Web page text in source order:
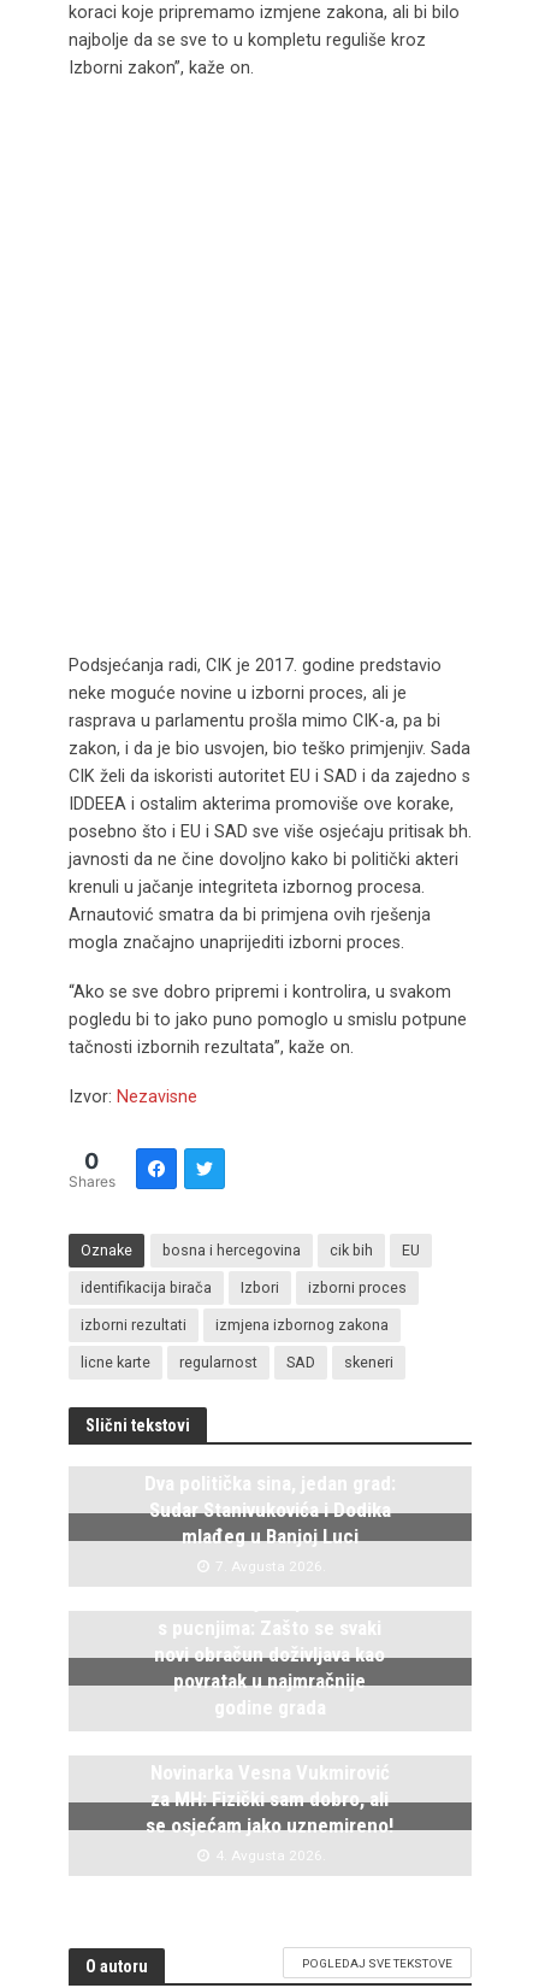
koraci koje pripremamo izmjene zakona, ali bi bilo
najbolje da se sve to u kompletu reguliše kroz
Izborni zakon”, kaže on.
Podsjećanja radi, CIK je 2017. godine predstavio
neke moguće novine u izborni proces, ali je
rasprava u parlamentu prošla mimo CIK-a, pa bi
zakon, i da je bio usvojen, bio teško primjenjiv. Sada
CIK želi da iskoristi autoritet EU i SAD i da zajedno s
IDDEEA i ostalim akterima promoviše ove korake,
posebno što i EU i SAD sve više osjećaju pritisak bh.
javnosti da ne čine dovoljno kako bi politički akteri
krenuli u jačanje integriteta izbornog procesa.
Arnautović smatra da bi primjena ovih rješenja
mogla značajno unaprijediti izborni proces.
“Ako se sve dobro pripremi i kontrolira, u svakom
pogledu bi to jako puno pomoglo u smislu potpune
tačnosti izbornih rezultata”, kaže on.
Izvor: Nezavisne
0
Shares
Oznake bosna i hercegovina cik bih EU
identifikacija birača Izbori izborni proces
izborni rezultati izmjena izbornog zakona
licne karte regularnost SAD skeneri
Slični tekstovi
Dva politička sina, jedan grad:
Sudar Stanivukovića i Dodika
mlađeg u Banjoj Luci
7. Avgusta 2026.
s pucnjima: Zašto se svaki
novi obračun doživljava kao
povratak u najmračnije
godine grada
5. Avgusta 2026.
Novinarka Vesna Vukmirović
za MH: Fizički sam dobro, ali
se osjećam jako uznemireno!
4. Avgusta 2026.
O autoru POGLEDAJ SVE TEKSTOVE